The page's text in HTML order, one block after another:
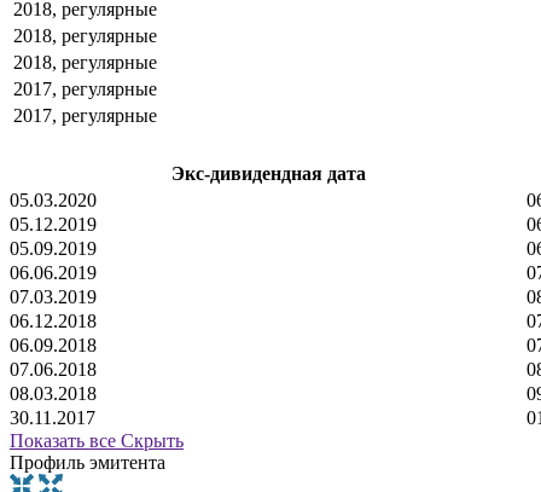
2018, регулярные
2018, регулярные
2018, регулярные
2017, регулярные
2017, регулярные
Экс-дивидендная дата
05.03.2020
05.12.2019
05.09.2019
06.06.2019
07.03.2019
06.12.2018
06.09.2018
07.06.2018
08.03.2018
30.11.2017
Показать все Скрыть
Профиль эмитента